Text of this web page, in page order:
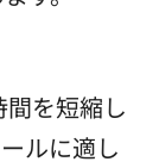
を短縮し
ルに適し